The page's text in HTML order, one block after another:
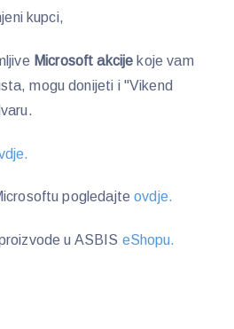
kupci,
Microsoft akcije koje vam
mogu donijeti i "Vikend
pogledajteovdje.
u ASBIS eShopu.